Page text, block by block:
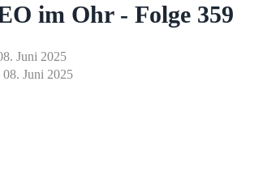
im Ohr - Folge 359
Juni 2025
Juni 2025